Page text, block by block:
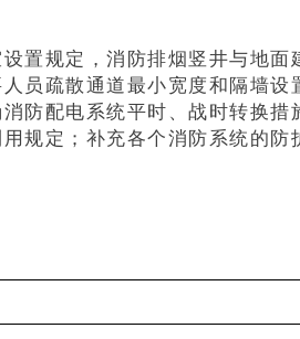
置规定，消防排烟竖井与地
员疏散通道最小宽度和隔墙
防配电系统平时、战时转换
规定；补充各个消防系统的防